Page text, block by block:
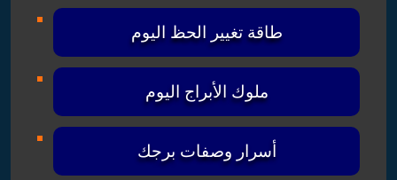
طاقة تغيير الحظ اليوم
ملوك الأبراج اليوم
أسرار وصفات برجك